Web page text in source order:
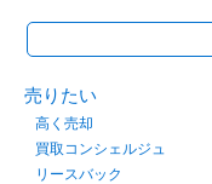
売りたい
高く売却
買取コンシェルジュ
リースバック